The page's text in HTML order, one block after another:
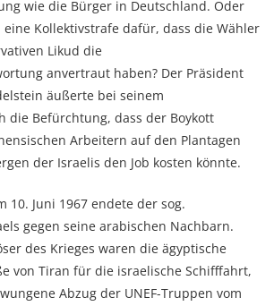
wie die Bürger in Deutschland. Oder
Kollektivstrafe dafür, dass die Wähler
Likud die
anvertraut haben? Der Präsident
äußerte bei seinem
die Befürchtung, dass der Boykott
Arbeitern auf den Plantagen
der Israelis den Job kosten könnte.
10. Juni 1967 endete der sog.
gegen seine arabischen Nachbarn.
des Krieges waren die ägyptische
von Tiran für die israelische Schifffahrt,
Abzug der UNEF-Truppen vom